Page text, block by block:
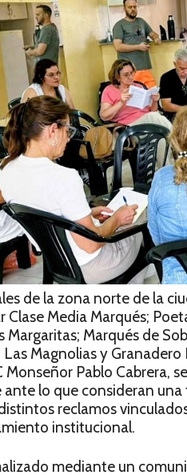
de la zona norte de la
Clase Media Marqués;
Margaritas; Marqués de
Magnolias y
Monseñor Pablo Cabrera,
lo que consideran
reclamos
institucional.
mediante un